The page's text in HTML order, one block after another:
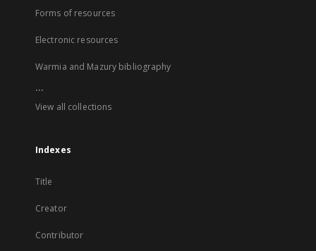
Forms of resources
Electronic resources
Warmia and Mazury bibliography
...
View all collections
Indexes
Title
Creator
Contributor